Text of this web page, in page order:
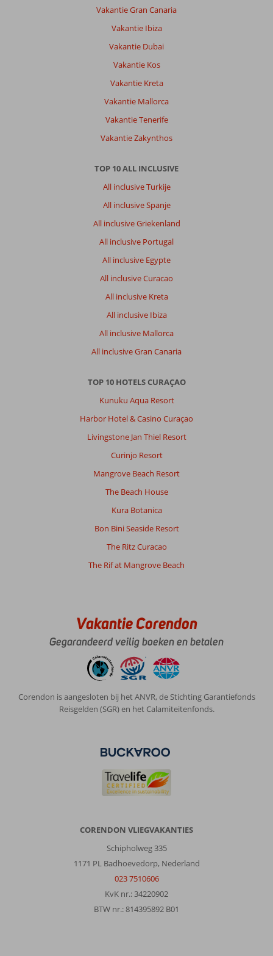
Vakantie Gran Canaria
Vakantie Ibiza
Vakantie Dubai
Vakantie Kos
Vakantie Kreta
Vakantie Mallorca
Vakantie Tenerife
Vakantie Zakynthos
TOP 10 ALL INCLUSIVE
All inclusive Turkije
All inclusive Spanje
All inclusive Griekenland
All inclusive Portugal
All inclusive Egypte
All inclusive Curacao
All inclusive Kreta
All inclusive Ibiza
All inclusive Mallorca
All inclusive Gran Canaria
TOP 10 HOTELS CURAÇAO
Kunuku Aqua Resort
Harbor Hotel & Casino Curaçao
Livingstone Jan Thiel Resort
Curinjo Resort
Mangrove Beach Resort
The Beach House
Kura Botanica
Bon Bini Seaside Resort
The Ritz Curacao
The Rif at Mangrove Beach
Vakantie Corendon
Gegarandeerd veilig boeken en betalen
Corendon is aangesloten bij het ANVR, de Stichting Garantiefonds
Reisgelden (SGR) en het Calamiteitenfonds.
CORENDON VLIEGVAKANTIES
Schipholweg 335
1171 PL Badhoevedorp, Nederland
023 7510606
KvK nr.: 34220902
BTW nr.: 814395892 B01